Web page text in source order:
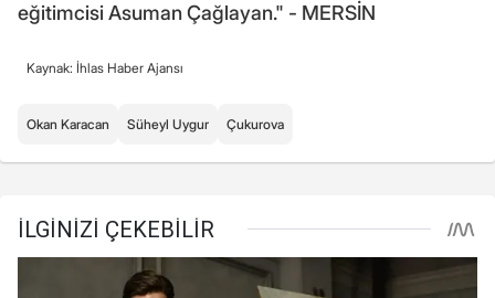
eğitimcisi Asuman Çağlayan." - MERSİN
Kaynak: İhlas Haber Ajansı
Okan Karacan Süheyl Uygur Çukurova